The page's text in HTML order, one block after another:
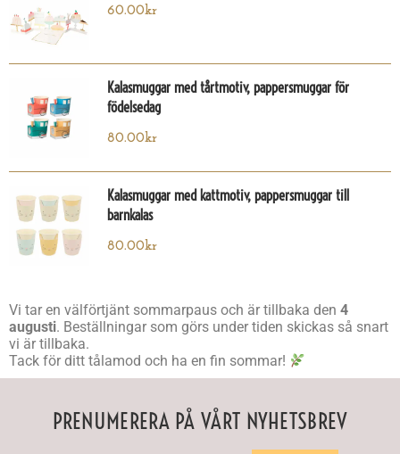
60.00kr
Kalasmuggar med tårtmotiv, pappersmuggar för
födelsedag
80.00kr
Kalasmuggar med kattmotiv, pappersmuggar till
barnkalas
80.00kr
Vi tar en välförtjänt sommarpaus och är tillbaka den 4
augusti. Beställningar som görs under tiden skickas så snart
vi är tillbaka.
Tack för ditt tålamod och ha en fin sommar!
PRENUMERERA PÅ VÅRT NYHETSBREV